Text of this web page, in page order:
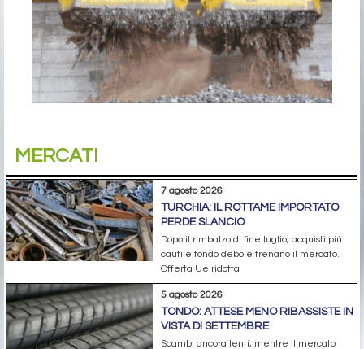
MERCATI
7 agosto 2026
TURCHIA: IL ROTTAME IMPORTATO
PERDE SLANCIO
Dopo il rimbalzo di fine luglio, acquisti più
cauti e tondo debole frenano il mercato.
Offerta Ue ridotta
5 agosto 2026
TONDO: ATTESE MENO RIBASSISTE IN
VISTA DI SETTEMBRE
Scambi ancora lenti, mentre il mercato